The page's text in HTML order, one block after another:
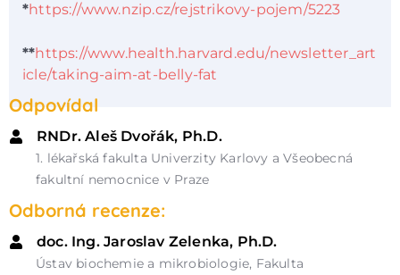
*https://www.nzip.cz/rejstrikovy-pojem/5223
**https://www.health.harvard.edu/newsletter_art
icle/taking-aim-at-belly-fat
Odpovídal
RNDr. Aleš Dvořák, Ph.D.
1. lékařská fakulta Univerzity Karlovy a Všeobecná
fakultní nemocnice v Praze
Odborná recenze:
doc. Ing. Jaroslav Zelenka, Ph.D.
Ústav biochemie a mikrobiologie, Fakulta